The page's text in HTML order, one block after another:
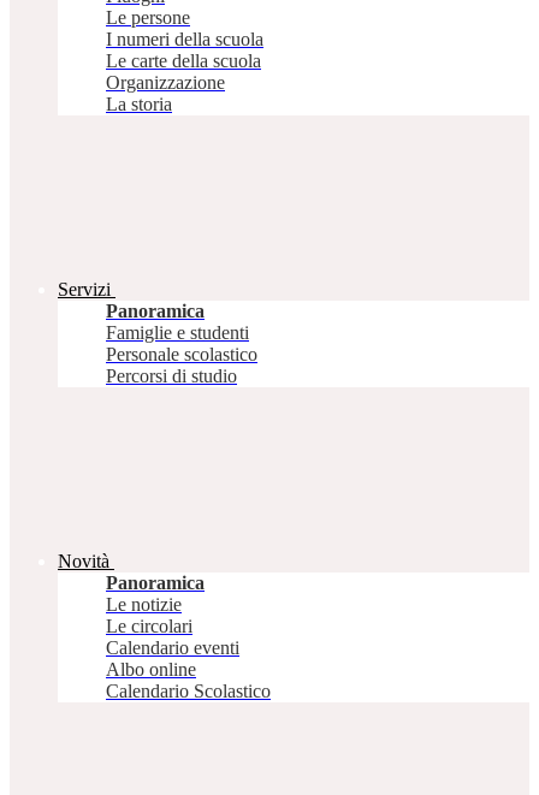
Le persone
I numeri della scuola
Le carte della scuola
Organizzazione
La storia
Servizi
Panoramica
Famiglie e studenti
Personale scolastico
Percorsi di studio
Novità
Panoramica
Le notizie
Le circolari
Calendario eventi
Albo online
Calendario Scolastico